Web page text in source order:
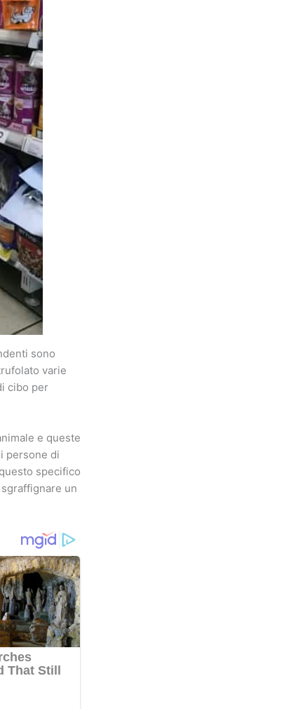
sono
varie
cibo per
e queste
persone di
specifico
un